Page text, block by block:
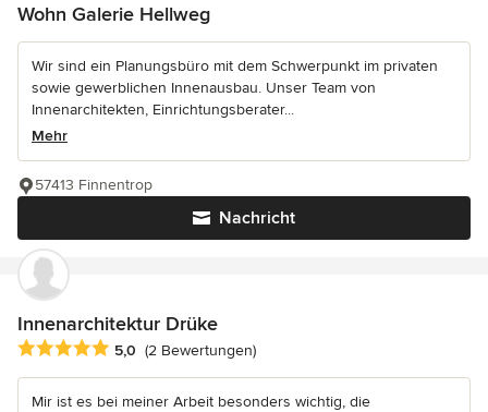
Wohn Galerie Hellweg
Wir sind ein Planungsbüro mit dem Schwerpunkt im privaten
sowie gewerblichen Innenausbau. Unser Team von
Innenarchitekten, Einrichtungsberater...
Mehr
Nachricht
57413 Finnentrop
Innenarchitektur Drüke
Durchschnittliche Bewertung: 5 von 5 Sternen
5,0 (2 Bewertungen)
Mir ist es bei meiner Arbeit besonders wichtig, die